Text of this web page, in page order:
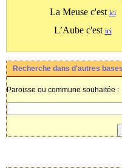
La Meuse c'est ici
L’Aube c'est ici
Recherche dans d'autres bases
Paroisse ou commune souhaitée :